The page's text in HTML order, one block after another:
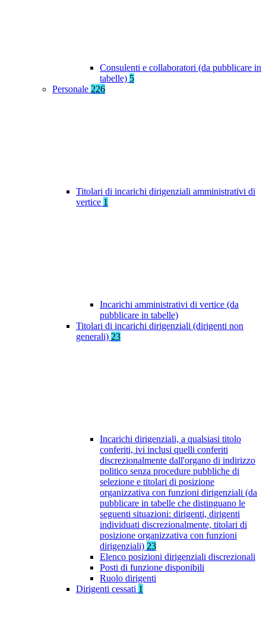
Consulenti e collaboratori (da pubblicare in
tabelle) 5
Personale 226
Titolari di incarichi dirigenziali amministrativi di
vertice 1
Incarichi amministrativi di vertice (da
pubblicare in tabelle)
Titolari di incarichi dirigenziali (dirigenti non
generali) 23
Incarichi dirigenziali, a qualsiasi titolo
conferiti, ivi inclusi quelli conferiti
discrezionalmente dall'organo di indirizzo
politico senza procedure pubbliche di
selezione e titolari di posizione
organizzativa con funzioni dirigenziali (da
pubblicare in tabelle che distinguano le
seguenti situazioni: dirigenti, dirigenti
individuati discrezionalmente, titolari di
posizione organizzativa con funzioni
dirigenziali) 23
Elenco posizioni dirigenziali discrezionali
Posti di funzione disponibili
Ruolo dirigenti
Dirigenti cessati 1